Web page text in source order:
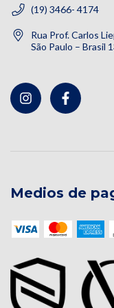
(19) 3466- 4174
Rua Prof. Carlos
São Paulo – Brasil
Medios de